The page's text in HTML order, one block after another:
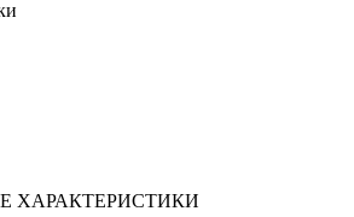
ХАРАКТЕРИСТИКИ